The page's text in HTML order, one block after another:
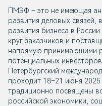
ПМЭФ – это не имеющая
развития деловых связей,
развития бизнеса в
круг заказчиков и
напрямую принимающими
потенциальных
Петербургский
проходит 18–21 июня
традиционно посвящены
российской экономики,